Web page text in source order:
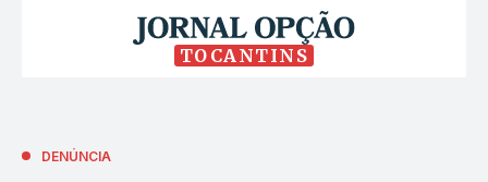
TOCANTINS
DENÚNCIA